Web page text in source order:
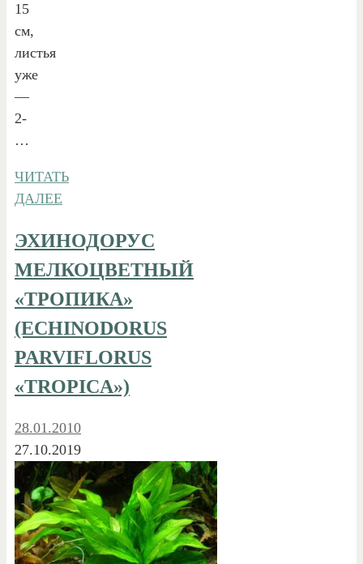
15
см,
листья
уже
—
2-
…
ЧИТАТЬ
ДАЛЕЕ
ЭХИНОДОРУС
МЕЛКОЦВЕТНЫЙ
«ТРОПИКА»
(ECHINODORUS
PARVIFLORUS
«TROPICA»)
28.01.2010
27.10.2019